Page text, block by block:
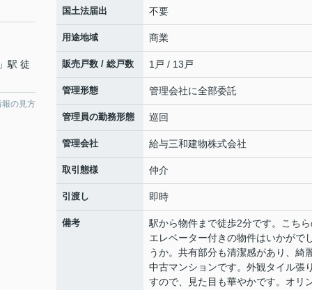
駅 徒
報の見方
国土法届出 不要
用途地域 商業
販売戸数 / 総戸数 1戸 / 13戸
管理形態 管理会社に全部委託
管理員の勤務形態 巡回
管理会社 給与三和建物株式会社
取引態様 仲介
引渡し 即時
備考
駅から物件まで徒歩2分です。こち
エレベーター付きの物件はいかがで
うか。共有部分も清潔感があり、綺
中古マンションです。外観タイル張
すので、見た目も華やかです。オリ